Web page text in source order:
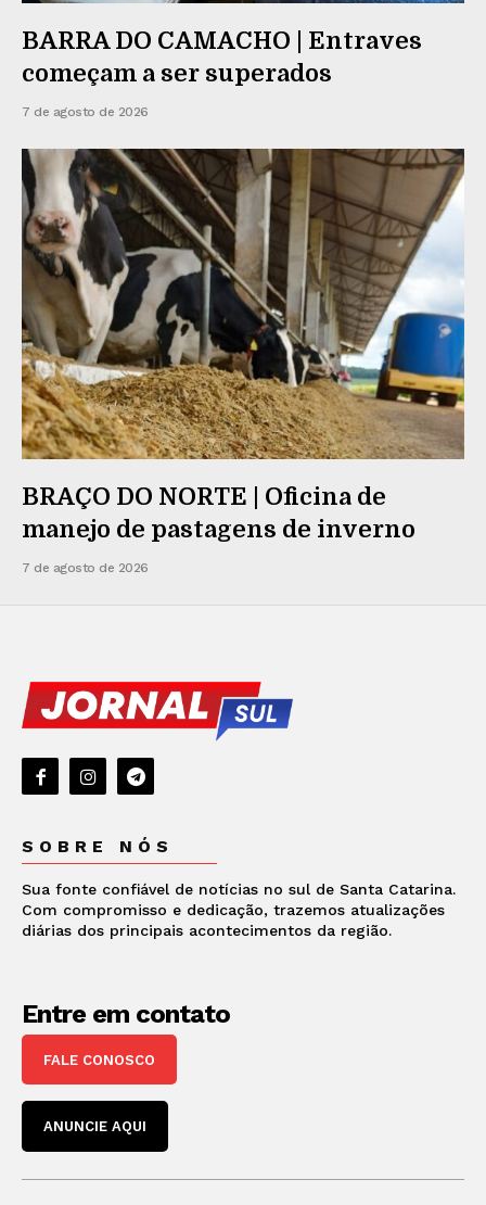
BARRA DO CAMACHO | Entraves
começam a ser superados
7 de agosto de 2026
BRAÇO DO NORTE | Oficina de
manejo de pastagens de inverno
7 de agosto de 2026
SOBRE NÓS
Sua fonte confiável de notícias no sul de Santa Catarina.
Com compromisso e dedicação, trazemos atualizações
diárias dos principais acontecimentos da região.
Entre em contato
FALE CONOSCO
ANUNCIE AQUI